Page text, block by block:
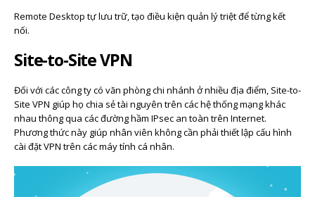
Remote Desktop tự lưu trữ, tạo điều kiện quản lý triệt để từng kết
nối.
Site-to-Site VPN
Đối với các công ty có văn phòng chi nhánh ở nhiều địa điểm, Site-to-
Site VPN giúp họ chia sẻ tài nguyên trên các hệ thống mạng khác
nhau thông qua các đường hầm IPsec an toàn trên Internet.
Phương thức này giúp nhân viên không cần phải thiết lập cấu hình
cài đặt VPN trên các máy tính cá nhân.